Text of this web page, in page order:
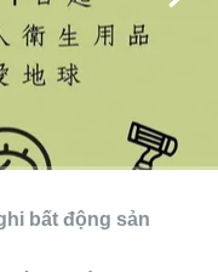
bất động sản